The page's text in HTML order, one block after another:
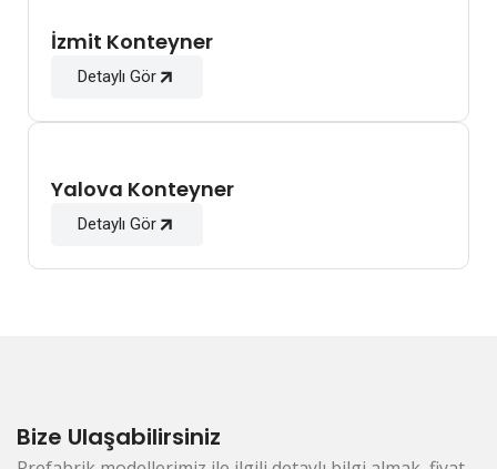
İzmit Konteyner
Detaylı Gör
Yalova Konteyner
Detaylı Gör
Bize Ulaşabilirsiniz